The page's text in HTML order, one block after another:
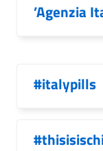
’Agenzia
#italypills